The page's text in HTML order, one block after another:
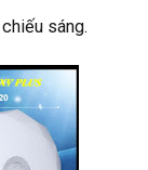
sáng.